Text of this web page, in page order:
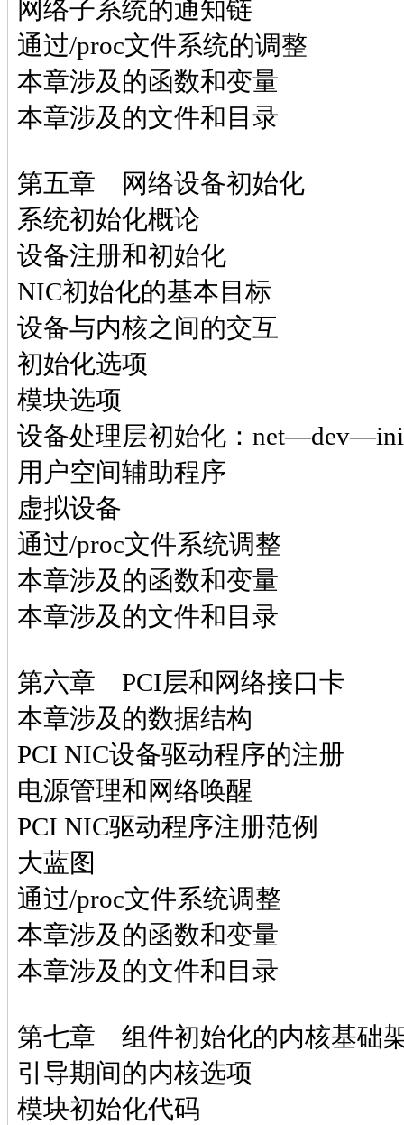
网络子系统的通知链
通过/proc文件系统的调整
本章涉及的函数和变量
本章涉及的文件和目录
第五章 网络设备初始化
系统初始化概论
设备注册和初始化
NIC初始化的基本目标
设备与内核之间的交互
初始化选项
模块选项
设备处理层初始化：
用户空间辅助程序
虚拟设备
通过/proc文件系统调整
本章涉及的函数和变量
本章涉及的文件和目录
第六章 PCI层和网络接口卡
本章涉及的数据结构
PCI NIC设备驱动程序的注册
电源管理和网络唤醒
PCI NIC驱动程序注册范例
大蓝图
通过/proc文件系统调整
本章涉及的函数和变量
本章涉及的文件和目录
第七章 组件初始化的内核基础
引导期间的内核选项
模块初始化代码